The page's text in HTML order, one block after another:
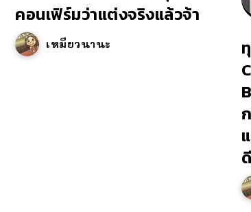
คอนเฟิร์มว่าแต่งจริงแล้วจ้า
เหมียวนานะ